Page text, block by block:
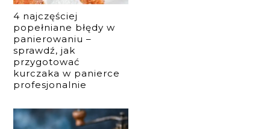
4 najczęściej
popełniane błędy w
panierowaniu –
sprawdź, jak
przygotować
kurczaka w panierce
profesjonalnie